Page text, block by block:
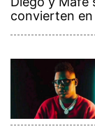
convierten en